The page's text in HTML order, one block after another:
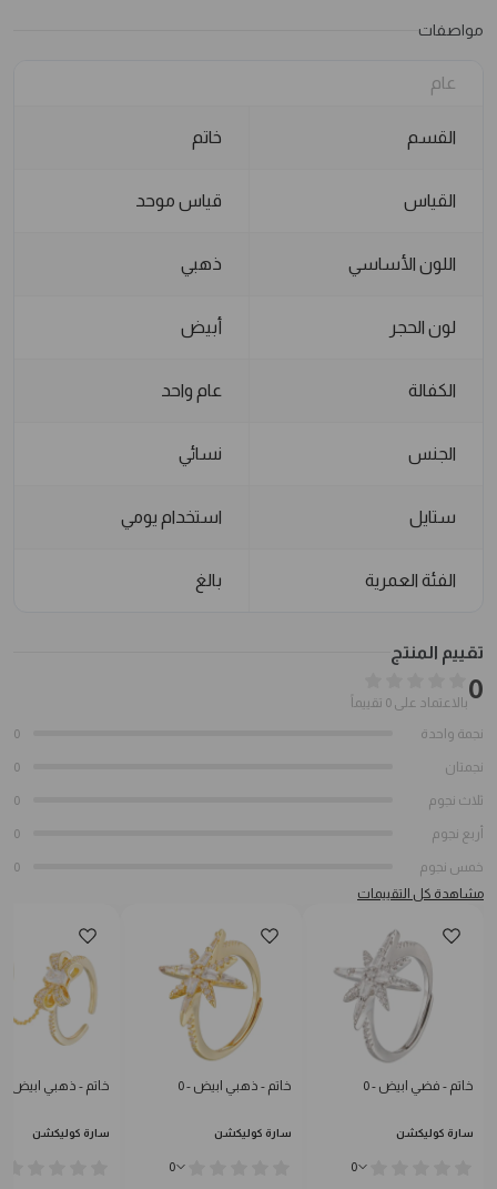
مواصفات
عام
القسم خاتم
القياس قياس موحد
اللون الأساسي ذهبي
لون الحجر أبيض
الكفالة عام واحد
الجنس نسائي
ستايل استخدام يومي
الفئة العمرية بالغ
تقييم المنتج
0بالاعتماد على 0 تقييماً
نجمة واحدة
0
نجمتان 0
ثلاث نجوم 0
أربع نجوم 0
خمس نجوم
0
مشاهدة كل التقييمات
خاتم - فضي ابيض - 0
سارة كوليكشن
0
خاتم - ذهبي ابيض - 0
سارة كوليكشن
0
خاتم - ذهبي ابيض - 0
سارة كوليكشن